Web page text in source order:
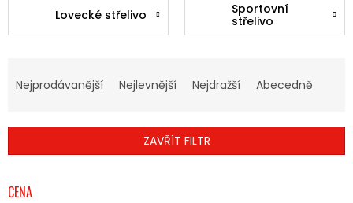
Lovecké střelivo
Sportovní
střelivo
N
Í
R
Nejprodávanější Nejlevnější Nejdražší Abecedně
ZAVŘÍT FILTR
CENA